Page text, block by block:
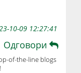
10-09 12:27:41
Одговори
of-the-line blogs